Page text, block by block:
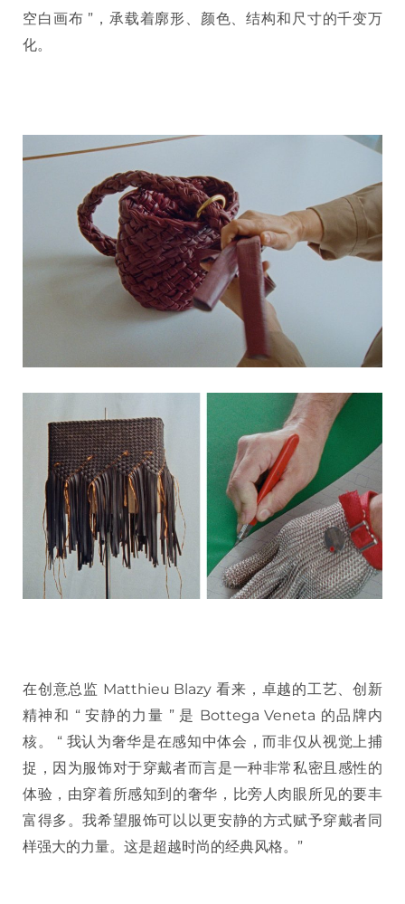
空白画布 ”，承载着廓形、颜色、结构和尺寸的千变万
化。
在创意总监 Matthieu Blazy 看来，卓越的工艺、创新
精神和 “ 安静的力量 ” 是 Bottega Veneta 的品牌内
核。 “ 我认为奢华是在感知中体会，而非仅从视觉上捕
捉，因为服饰对于穿戴者而言是一种非常私密且感性的
体验，由穿着所感知到的奢华，比旁人肉眼所见的要丰
富得多。我希望服饰可以以更安静的方式赋予穿戴者同
样强大的力量。这是超越时尚的经典风格。”